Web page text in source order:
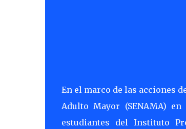
En el marco de las acciones
Adulto Mayor (SENAMA)
estudiantes del Instituto